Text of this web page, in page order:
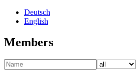
Deutsch
English
Members